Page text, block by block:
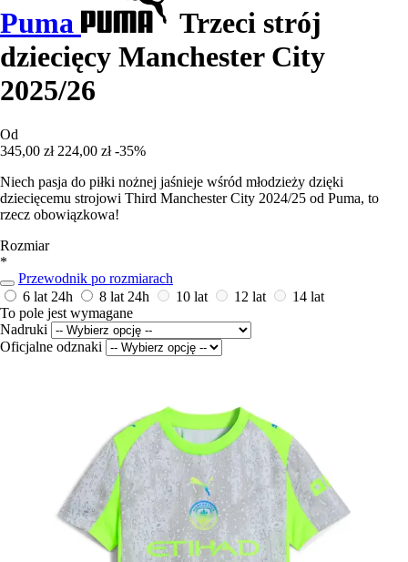
Puma
Trzeci strój
dziecięcy Manchester City
2025/26
Od
345,00 zł 224,00 zł -35%
Niech pasja do piłki nożnej jaśnieje wśród młodzieży dzięki
dziecięcemu strojowi Third Manchester City 2024/25 od Puma, to
rzecz obowiązkowa!
Rozmiar
*
Przewodnik po rozmiarach
6 lat 24h 8 lat 24h 10 lat 12 lat
14 lat
To pole jest wymagane
Nadruki
Oficjalne odznaki